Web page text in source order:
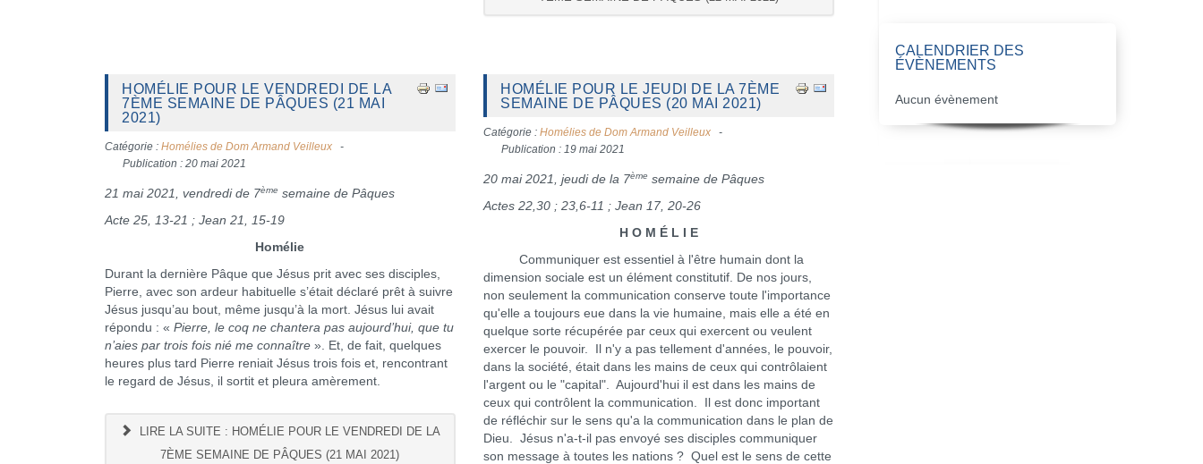
HOMÉLIE POUR LE VENDREDI DE LA
7ÈME SEMAINE DE PÂQUES (21 MAI
2021)
Catégorie : Homélies de Dom Armand Veilleux
Publication : 20 mai 2021
21 mai 2021, vendredi de 7ème semaine de Pâques
Acte 25, 13-21 ; Jean 21, 15-19
Homélie
Durant la dernière Pâque que Jésus prit avec ses disciples,
Pierre, avec son ardeur habituelle s’était déclaré prêt à suivre
Jésus jusqu’au bout, même jusqu’à la mort. Jésus lui avait
répondu : « Pierre, le coq ne chantera pas aujourd’hui, que tu
n’aies par trois fois nié me connaître ». Et, de fait, quelques
heures plus tard Pierre reniait Jésus trois fois et, rencontrant
le regard de Jésus, il sortit et pleura amèrement.
LIRE LA SUITE : HOMÉLIE POUR LE VENDREDI DE LA
7ÈME SEMAINE DE PÂQUES (21 MAI 2021)
HOMÉLIE POUR LE JEUDI DE LA 7ÈME
SEMAINE DE PÂQUES (20 MAI 2021)
Catégorie :Homélies de Dom Armand Veilleux
Publication : 19 mai 2021
20 mai 2021, jeudi de la 7ème semaine de Pâques
Actes 22,30 ; 23,6-11 ; Jean 17, 20-26
H O M É L I E
Communiquer est essentiel à l'être humain dont la
dimension sociale est un élément constitutif. De nos jours,
non seulement la communication conserve toute l'importance
qu'elle a toujours eue dans la vie humaine, mais elle a été en
quelque sorte récupérée par ceux qui exercent ou veulent
exercer le pouvoir. Il n'y a pas tellement d'années, le pouvoir,
dans la société, était dans les mains de ceux qui contrôlaient
l'argent ou le "capital". Aujourd'hui il est dans les mains de
ceux qui contrôlent la communication. Il est donc important
de réfléchir sur le sens qu'a la communication dans le plan de
Dieu. Jésus n'a-t-il pas envoyé ses disciples communiquer
son message à toutes les nations ? Quel est le sens de cette
CALENDRIER DES
ÉVÈNEMENTS
Aucun évènement